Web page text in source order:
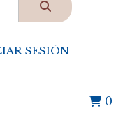
SESIÓN
0